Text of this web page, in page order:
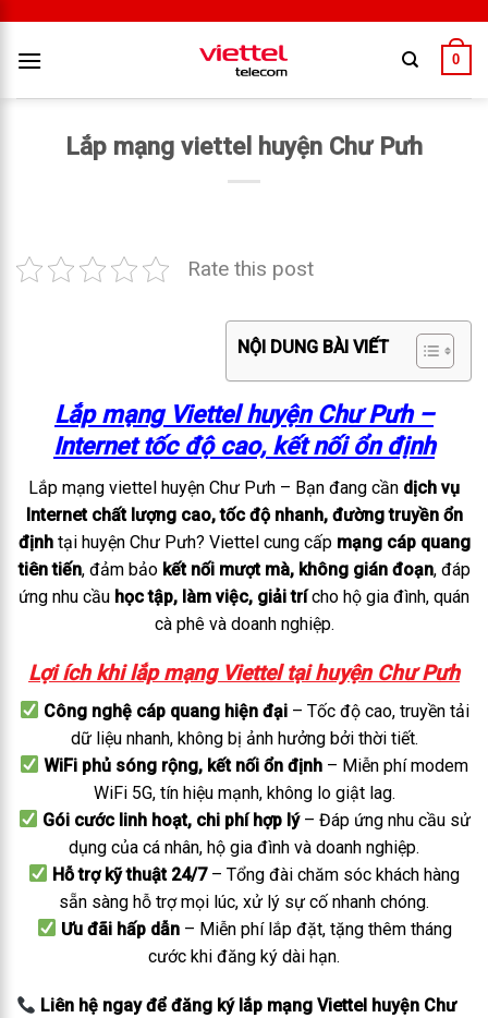
0
Lắp mạng viettel huyện Chư Pưh
Rate this post
NỘI DUNG BÀI VIẾT
Lắp mạng Viettel huyện Chư Pưh –
Internet tốc độ cao, kết nối ổn định
Lắp mạng viettel huyện Chư Pưh – Bạn đang cần dịch vụ
Internet chất lượng cao, tốc độ nhanh, đường truyền ổn
địnhtại huyện Chư Pưh? Viettel cung cấp mạng cáp quang
tiên tiến, đảm bảo kết nối mượt mà, không gián đoạn, đáp
ứng nhu cầu học tập, làm việc, giải trícho hộ gia đình, quán
cà phê và doanh nghiệp.
Lợi ích khi lắp mạng Viettel tại huyện Chư Pưh
Công nghệ cáp quang hiện đại– Tốc độ cao, truyền tải
dữ liệu nhanh, không bị ảnh hưởng bởi thời tiết.
WiFi phủ sóng rộng, kết nối ổn định – Miễn phí modem
WiFi 5G, tín hiệu mạnh, không lo giật lag.
Gói cước linh hoạt, chi phí hợp lý– Đáp ứng nhu cầu sử
dụng của cá nhân, hộ gia đình và doanh nghiệp.
Hỗ trợ kỹ thuật 24/7– Tổng đài chăm sóc khách hàng
sẵn sàng hỗ trợ mọi lúc, xử lý sự cố nhanh chóng.
Ưu đãi hấp dẫn– Miễn phí lắp đặt, tặng thêm tháng
cước khi đăng ký dài hạn.
Liên hệ ngay để đăng ký lắp mạng Viettel huyện Chư